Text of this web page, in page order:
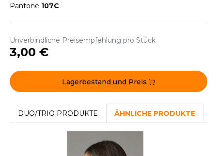
ONE TOWELLING
Pantone 107C
Unverbindliche Preisempfehlung pro Stück
3,00 €
Lagerbestand und Preis
DUO/TRIO PRODUKTE ÄHNLICHE PRODUKTE